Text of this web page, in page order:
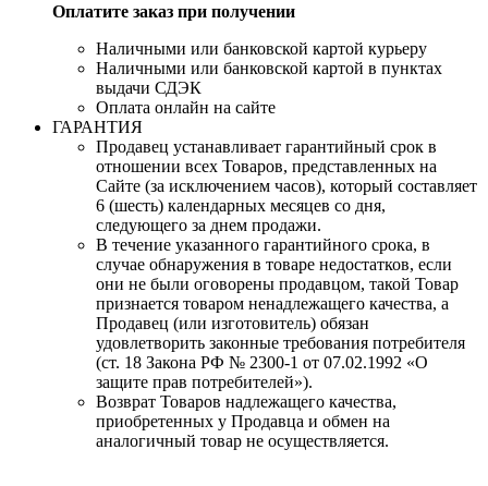
Оплатите заказ при получении
Наличными или банковской картой курьеру
Наличными или банковской картой в пунктах
выдачи СДЭК
Оплата онлайн на сайте
ГАРАНТИЯ
Продавец устанавливает гарантийный срок в
отношении всех Товаров, представленных на
Сайте (за исключением часов), который составляет
6 (шесть) календарных месяцев со дня,
следующего за днем продажи.
В течение указанного гарантийного срока, в
случае обнаружения в товаре недостатков, если
они не были оговорены продавцом, такой Товар
признается товаром ненадлежащего качества, а
Продавец (или изготовитель) обязан
удовлетворить законные требования потребителя
(ст. 18 Закона РФ № 2300-1 от 07.02.1992 «О
защите прав потребителей»).
Возврат Товаров надлежащего качества,
приобретенных у Продавца и обмен на
аналогичный товар не осуществляется.